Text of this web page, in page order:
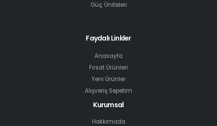
Güç Üniteleri
Faydalı Linkler
Anasayfa
Fırsat Ürünleri
Yeni Ürünler
Alışveriş Sepetim
Kurumsal
Hakkımızda